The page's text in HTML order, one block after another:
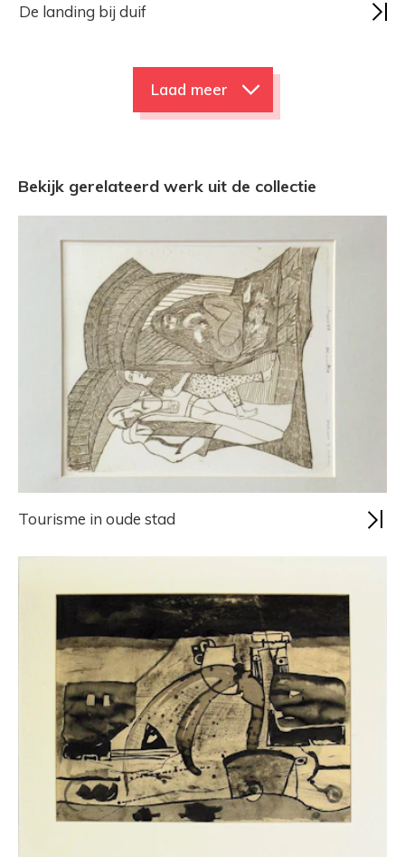
De landing bij duif
Laad meer
Bekijk gerelateerd werk uit de collectie
Tourisme in oude stad